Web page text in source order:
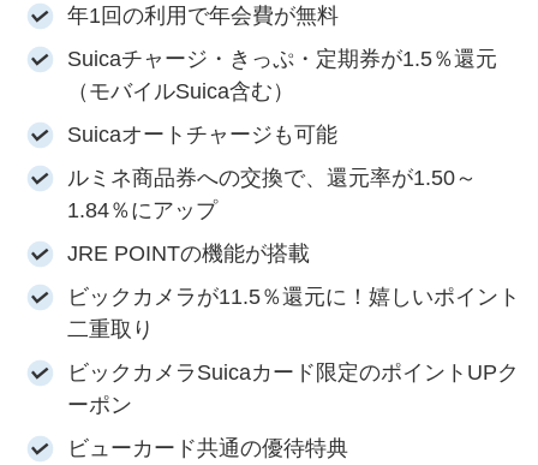
年1回の利用で年会費が無料
Suicaチャージ・きっぷ・定期券が1.5％還元
（モバイルSuica含む）
Suicaオートチャージも可能
ルミネ商品券への交換で、還元率が1.50～
1.84％にアップ
JRE POINTの機能が搭載
ビックカメラが11.5％還元に！嬉しいポイント
二重取り
ビックカメラSuicaカード限定のポイントUPク
ーポン
ビューカード共通の優待特典